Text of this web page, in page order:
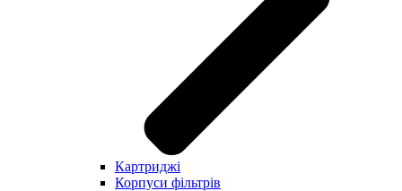
Картриджі
Корпуси фільтрів